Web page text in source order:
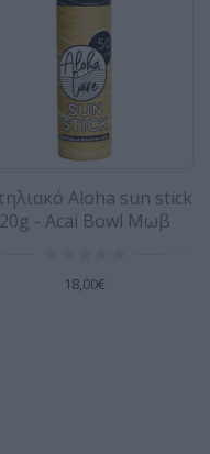
– LITTLE LAGOON -
stick 20g - Sunset
Aloha sun stick
20g - Acai Bowl Μωβ
18,00€